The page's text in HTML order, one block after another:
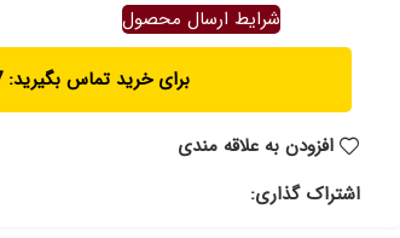
شرایط ارسال محصول
برای خرید تماس بگیرید: 02188782707
افزودن به علاقه مندی
اشتراک گذاری: